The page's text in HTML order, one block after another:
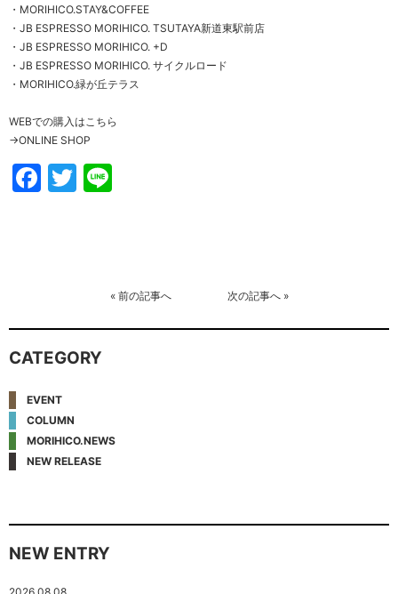
・ MORIHICO.STAY&COFFEE
・ JB ESPRESSO MORIHICO. TSUTAYA新道東駅前店
・ JB ESPRESSO MORIHICO. +D
・ JB ESPRESSO MORIHICO. サイクルロード
・ MORIHICO.緑が丘テラス
WEBでの購入はこちら
→ONLINE SHOP
Facebook
Twitter
« 前の記事へ 次の記事へ»
CATEGORY
EVENT
COLUMN
MORIHICO.NEWS
NEW RELEASE
NEW ENTRY